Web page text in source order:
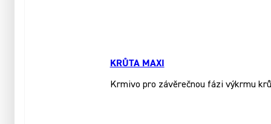
KRŮTA MAXI
Krmivo pro závěrečnou fázi výkrmu